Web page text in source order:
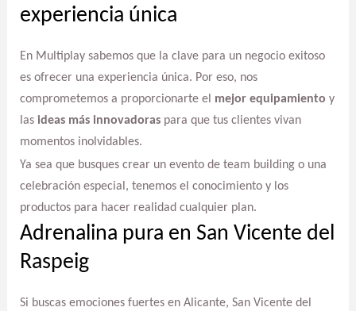
experiencia única
En Multiplay sabemos que la clave para un negocio exitoso
es ofrecer una experiencia única. Por eso, nos
comprometemos a proporcionarte el mejor equipamiento y
las ideas más innovadoraspara que tus clientes vivan
momentos inolvidables.
Ya sea que busques crear un evento de team building o una
celebración especial, tenemos el conocimiento y los
productos para hacer realidad cualquier plan.
Adrenalina pura en San Vicente del
Raspeig
Si buscas emociones fuertes en Alicante, San Vicente del